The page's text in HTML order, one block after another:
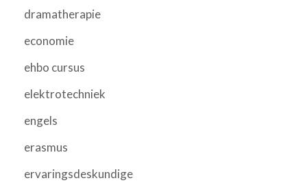
dramatherapie
economie
ehbo cursus
elektrotechniek
engels
erasmus
ervaringsdeskundige